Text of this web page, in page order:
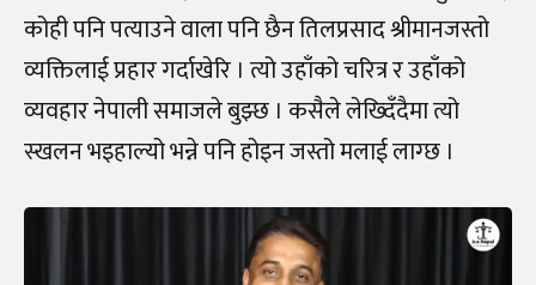
कोही पनि पत्याउने वाला पनि छैन तिलप्रसाद श्रीमानजस्तो
व्यक्तिलाई प्रहार गर्दाखेरि । त्यो उहाँको चरित्र र उहाँको
व्यवहार नेपाली समाजले बुझ्छ । कसैले लेख्दिँदैमा त्यो
स्खलन भइहाल्यो भन्ने पनि होइन जस्तो मलाई लाग्छ ।